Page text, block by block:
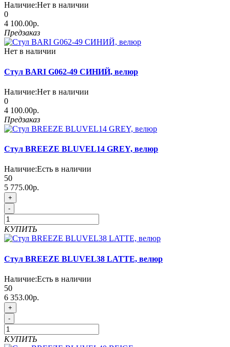
Наличие:Нет в наличии
0
4 100.00р.
Предзаказ
Нет в наличии
Стул BARI G062-49 СИНИЙ, велюр
Наличие:Нет в наличии
0
4 100.00р.
Предзаказ
Стул BREEZE BLUVEL14 GREY, велюр
Наличие:Есть в наличии
50
5 775.00р.
+
-
КУПИТЬ
Стул BREEZE BLUVEL38 LATTE, велюр
Наличие:Есть в наличии
50
6 353.00р.
+
-
КУПИТЬ